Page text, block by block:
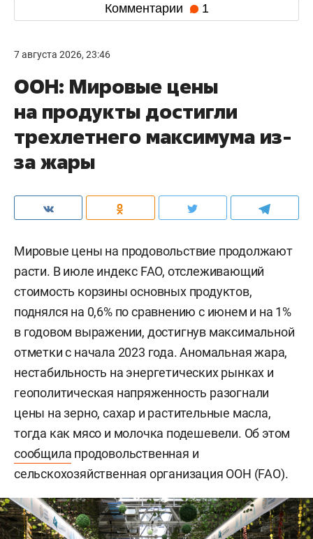
Комментарии 1
7 августа 2026, 23:46
ООН: Мировые цены
на продукты достигли
трехлетнего максимума из-
за жары
Мировые цены на продовольствие продолжают
расти. В июле индекс FAO, отслеживающий
стоимость корзины основных продуктов,
поднялся на 0,6% по сравнению с июнем и на 1%
в годовом выражении, достигнув максимальной
отметки с начала 2023 года. Аномальная жара,
нестабильность на энергетических рынках и
геополитическая напряженность разогнали
цены на зерно, сахар и растительные масла,
тогда как мясо и молочка подешевели. Об этом
сообщила продовольственная и
сельскохозяйственная организация ООН (FAO).